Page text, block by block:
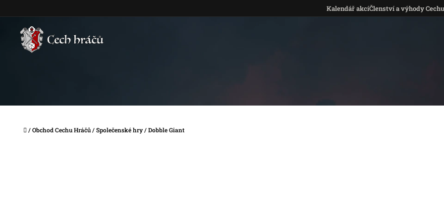
Kalendář akcíČlenství a výhody Cechu
Domů
/Obchod Cechu Hráčů/Společenské hry/Dobble Giant